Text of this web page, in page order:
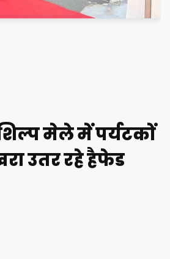
मेले में पर्यटकों
उतर रहे हैफेड